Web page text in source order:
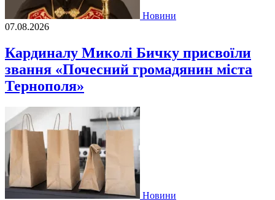
Новини
07.08.2026
Кардиналу Миколі Бичку присвоїли
звання «Почесний громадянин міста
Тернополя»
Новини